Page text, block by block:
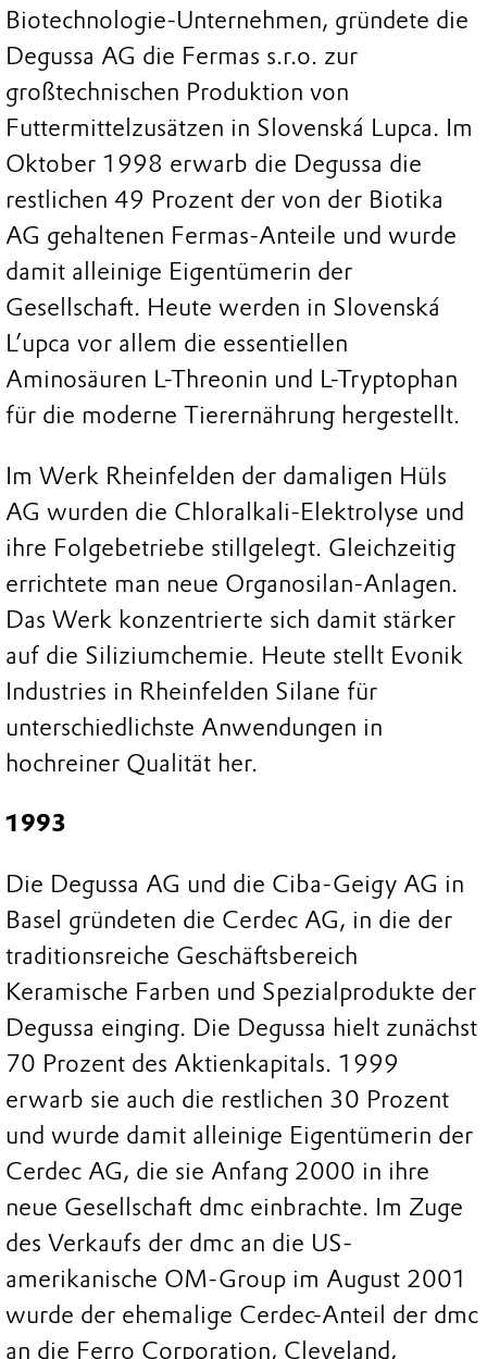
Biotechnologie-Unternehmen, gründete die
Degussa AG die Fermas s.r.o. zur
großtechnischen Produktion von
Futtermittelzusätzen in Slovenská Lupca. Im
Oktober 1998 erwarb die Degussa die
restlichen 49 Prozent der von der Biotika
AG gehaltenen Fermas-Anteile und wurde
damit alleinige Eigentümerin der
Gesellschaft. Heute werden in Slovenská
L’upca vor allem die essentiellen
Aminosäuren L-Threonin und L-Tryptophan
für die moderne Tierernährung hergestellt.
Im Werk Rheinfelden der damaligen Hüls
AG wurden die Chloralkali-Elektrolyse und
ihre Folgebetriebe stillgelegt. Gleichzeitig
errichtete man neue Organosilan-Anlagen.
Das Werk konzentrierte sich damit stärker
auf die Siliziumchemie. Heute stellt Evonik
Industries in Rheinfelden Silane für
unterschiedlichste Anwendungen in
hochreiner Qualität her.
1993
Die Degussa AG und die Ciba-Geigy AG in
Basel gründeten die Cerdec AG, in die der
traditionsreiche Geschäftsbereich
Keramische Farben und Spezialprodukte der
Degussa einging. Die Degussa hielt zunächst
70 Prozent des Aktienkapitals. 1999
erwarb sie auch die restlichen 30 Prozent
und wurde damit alleinige Eigentümerin der
Cerdec AG, die sie Anfang 2000 in ihre
neue Gesellschaft dmc einbrachte. Im Zuge
des Verkaufs der dmc an die US-
amerikanische OM-Group im August 2001
wurde der ehemalige Cerdec-Anteil der dmc
an die Ferro Corporation, Cleveland,